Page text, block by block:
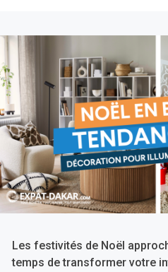
Les festivités de Noël
temps de transformer votre